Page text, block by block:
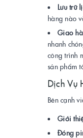
Lưu trữ
hàng nào
Giao
nhanh
công trình
sản phẩm
Dịch Vụ
Bên cạnh
Giới
Đóng